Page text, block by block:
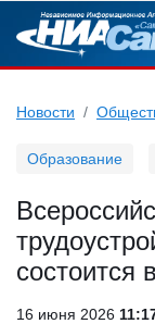
Новости
Образование
состоится
16 июня 2026